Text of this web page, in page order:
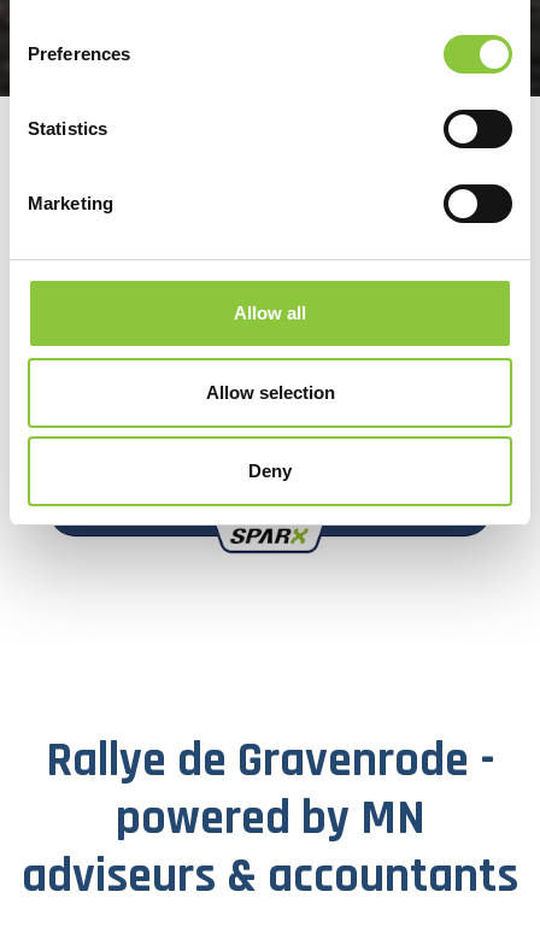
Preferences
Statistics
Marketing
Allow all
Allow selection
Deny
Rallye de Gravenrode -
powered by MN
adviseurs & accountants